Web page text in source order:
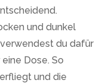
und dunkel
du dafür
Dose. So
und die